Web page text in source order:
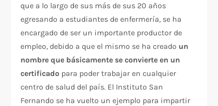
que a lo largo de sus más de sus 20 años
egresando a estudiantes de enfermería, se ha
encargado de ser un importante productor de
empleo, debido a que el mismo se ha creado un
nombre que básicamente se convierte en un
certificado para poder trabajar en cualquier
centro de salud del país. El Instituto San
Fernando se ha vuelto un ejemplo para impartir